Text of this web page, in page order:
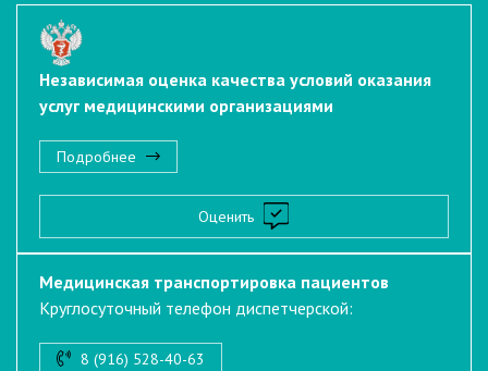
Независимая оценка качества условий оказания
услуг медицинскими организациями
Подробнее
Оценить
Медицинская транспортировка пациентов
Круглосуточный телефон диспетчерской:
8 (916) 528-40-63